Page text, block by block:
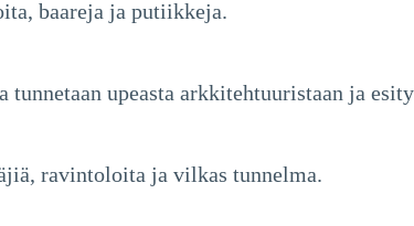
baareja ja putiikkeja.
upeasta arkkitehtuuristaan ​​ja
ravintoloita ja vilkas tunnelma.